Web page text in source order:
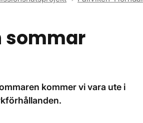
sommar
kommer vi vara ute i